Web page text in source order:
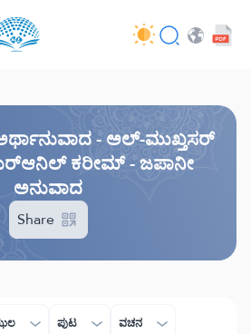
- API
- ಅಲ್-ಮುಖ್ತಸರ್
ಕರೀಮ್ - ಜಪಾನೀ
ಅನುವಾದ
Share
ಪುಟ ವಚನ